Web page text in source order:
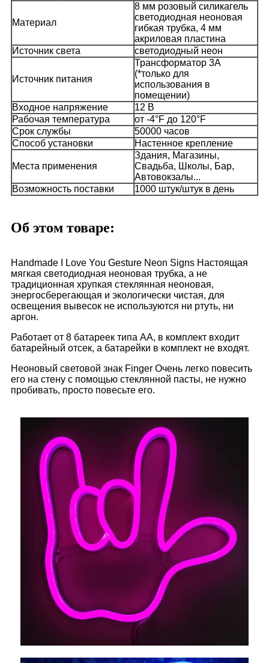
Материал
8 мм розовый силикагель
светодиодная неоновая
гибкая трубка, 4 мм
акриловая пластина
Источник света
светодиодный неон
Источник питания
Трансформатор 3A
(*только для
использования в
помещении)
Входное напряжение
12 В
Рабочая температура
от -4°F до 120°F
Срок службы
50000 часов
Способ установки
Настенное крепление
Места применения
Здания, Магазины,
Свадьба, Школы, Бар,
Автовокзалы...
Возможность поставки
1000 штук/штук в день
Об этом товаре:
Handmade I Love You Gesture Neon Signs Настоящая
мягкая светодиодная неоновая трубка, а не
традиционная хрупкая стеклянная неоновая,
энергосберегающая и экологически чистая, для
освещения вывесок не используются ни ртуть, ни
аргон.
Работает от 8 батареек типа АА, в комплект входит
батарейный отсек, а батарейки в комплект не входят.
Неоновый световой знак Finger Очень легко повесить
его на стену с помощью стеклянной пасты, не нужно
пробивать, просто повесьте его.